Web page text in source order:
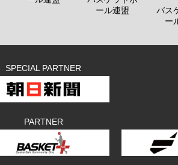
ール連盟
バス
ー
SPECIAL PARTNER
PARTNER